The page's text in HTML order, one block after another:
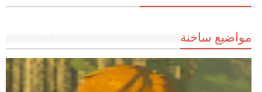
مواضيع ساخنة